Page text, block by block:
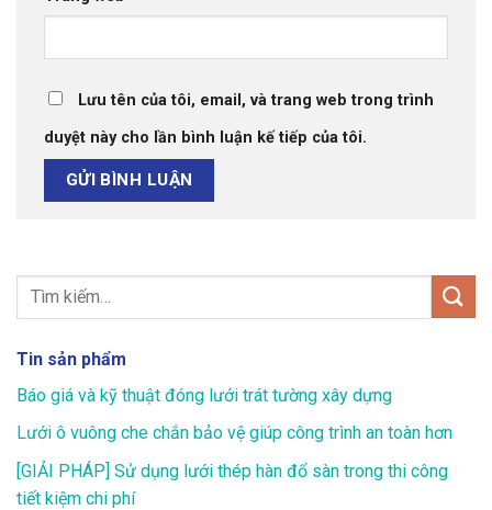
Lưu tên của tôi, email, và trang web trong trình
duyệt này cho lần bình luận kế tiếp của tôi.
Tin sản phẩm
Báo giá và kỹ thuật đóng lưới trát tường xây dựng
Lưới ô vuông che chắn bảo vệ giúp công trình an toàn hơn
[GIẢI PHÁP] Sử dụng lưới thép hàn đổ sàn trong thi công
tiết kiệm chi phí